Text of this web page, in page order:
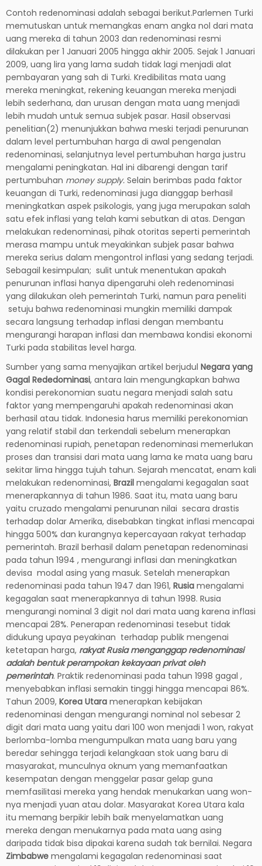
Contoh redenominasi adalah sebagai berikut.Parlemen Turki
memutuskan untuk memangkas enam angka nol dari mata
uang mereka di tahun 2003 dan redenominasi resmi
dilakukan per 1 Januari 2005 hingga akhir 2005. Sejak 1 Januari
2009, uang lira yang lama sudah tidak lagi menjadi alat
pembayaran yang sah di Turki. Kredibilitas mata uang
mereka meningkat, rekening keuangan mereka menjadi
lebih sederhana, dan urusan dengan mata uang menjadi
lebih mudah untuk semua subjek pasar. Hasil observasi
penelitian(2) menunjukkan bahwa meski terjadi penurunan
dalam level pertumbuhan harga di awal pengenalan
redenominasi, selanjutnya level pertumbuhan harga justru
mengalami peningkatan. Hal ini dibarengi dengan tarif
pertumbuhan money supply. Selain berimbas pada faktor
keuangan di Turki, redenominasi juga dianggap berhasil
meningkatkan aspek psikologis, yang juga merupakan salah
satu efek inflasi yang telah kami sebutkan di atas. Dengan
melakukan redenominasi, pihak otoritas seperti pemerintah
merasa mampu untuk meyakinkan subjek pasar bahwa
mereka serius dalam mengontrol inflasi yang sedang terjadi.
Sebagail kesimpulan; sulit untuk menentukan apakah
penurunan inflasi hanya dipengaruhi oleh redenominasi
yang dilakukan oleh pemerintah Turki, namun para peneliti
setuju bahwa redenominasi mungkin memiliki dampak
secara langsung terhadap inflasi dengan membantu
mengurangi harapan inflasi dan membawa kondisi ekonomi
Turki pada stabilitas level harga.
Sumber yang sama menyajikan artikel berjudul Negara yang
Gagal Rededominasi, antara lain mengungkapkan bahwa
kondisi perekonomian suatu negara menjadi salah satu
faktor yang mempengaruhi apakah redenominasi akan
berhasil atau tidak. Indonesia harus memiliki perekonomian
yang relatif stabil dan terkendali sebelum menerapkan
redenominasi rupiah, penetapan redenominasi memerlukan
proses dan transisi dari mata uang lama ke mata uang baru
sekitar lima hingga tujuh tahun. Sejarah mencatat, enam kali
melakukan redenominasi, Brazil mengalami kegagalan saat
menerapkannya di tahun 1986. Saat itu, mata uang baru
yaitu cruzado mengalami penurunan nilai secara drastis
terhadap dolar Amerika, disebabkan tingkat inflasi mencapai
hingga 500% dan kurangnya kepercayaan rakyat terhadap
pemerintah. Brazil berhasil dalam penetapan redenominasi
pada tahun 1994 , mengurangi inflasi dan meningkatkan
devisa modal asing yang masuk. Setelah menerapkan
redenominasi pada tahun 1947 dan 1961, Rusia mengalami
kegagalan saat menerapkannya di tahun 1998. Rusia
mengurangi nominal 3 digit nol dari mata uang karena inflasi
mencapai 28%. Penerapan redenominasi tesebut tidak
didukung upaya peyakinan terhadap publik mengenai
ketetapan harga, rakyat Rusia menganggap redenominasi
adalah bentuk perampokan kekayaan privat oleh
pemerintah. Praktik redenominasi pada tahun 1998 gagal ,
menyebabkan inflasi semakin tinggi hingga mencapai 86%.
Tahun 2009, Korea Utara menerapkan kebijakan
redenominasi dengan mengurangi nominal nol sebesar 2
digit dari mata uang yaitu dari 100 won menjadi 1 won, rakyat
berlomba-lomba mengumpulkan mata uang baru yang
beredar sehingga terjadi kelangkaan stok uang baru di
masyarakat, munculnya oknum yang memanfaatkan
kesempatan dengan menggelar pasar gelap guna
memfasilitasi mereka yang hendak menukarkan uang won-
nya menjadi yuan atau dolar. Masyarakat Korea Utara kala
itu memang berpikir lebih baik menyelamatkan uang
mereka dengan menukarnya pada mata uang asing
daripada tidak bisa dipakai karena sudah tak bernilai. Negara
Zimbabwe mengalami kegagalan redenominasi saat